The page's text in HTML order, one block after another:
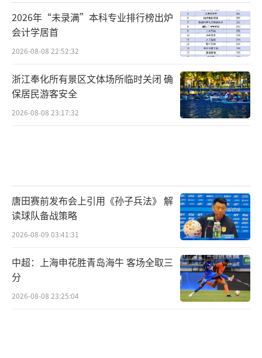
2026年“未录满”本科专业排行榜出炉
会计学居首
2026-08-08 22:52:32
浙江奉化所有景区文体场所临时关闭 确
保居民游客安全
2026-08-08 23:17:32
唐田赛前发布会上引用《孙子兵法》 解
读球队备战策略
2026-08-09 03:41:31
中超：上海申花胜青岛海牛 客场全取三
分
2026-08-08 23:25:04